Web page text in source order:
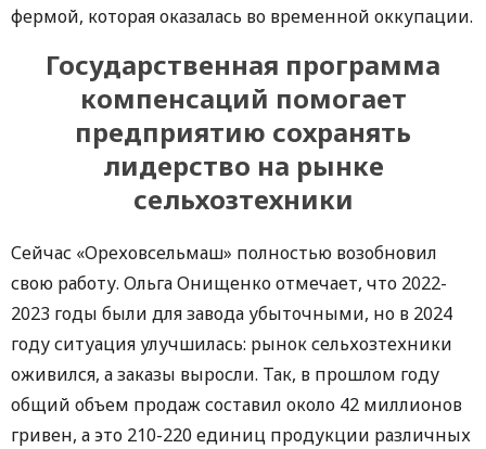
фермой, которая оказалась во временной оккупации.
Государственная программа
компенсаций помогает
предприятию сохранять
лидерство на рынке
сельхозтехники
Сейчас «Ореховсельмаш» полностью возобновил
свою работу. Ольга Онищенко отмечает, что 2022-
2023 годы были для завода убыточными, но в 2024
году ситуация улучшилась: рынок сельхозтехники
оживился, а заказы выросли. Так, в прошлом году
общий объем продаж составил около 42 миллионов
гривен, а это 210-220 единиц продукции различных